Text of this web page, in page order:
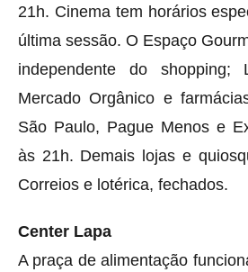
21h. Cinema tem horários
última sessão. O Espaço
independente do shopping;
Mercado Orgânico e
São Paulo, Pague Menos e
às 21h. Demais lojas e
Correios e lotérica, fechados.
Center Lapa
A praça de alimentação